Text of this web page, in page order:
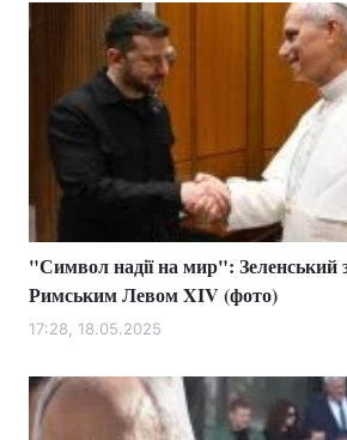
"Символ надії на мир": Зеленський
Римським Левом XIV (фото)
17:28, 18.05.2025